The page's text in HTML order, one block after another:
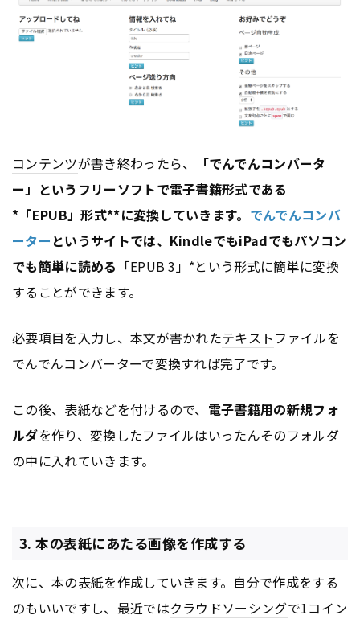
コンテンツが書き終わったら、
「でんでんコンバータ
ー」 というフリーソフトで電子書籍形式である
*「EPUB」形式**に変換していきます。 でんでんコンバ
ーター というサイトでは、KindleでもiPadでもパソコン
でも簡単に読める 「EPUB 3」*という形式に簡単に変換
することができます。
必要項目を入力し、本文が書かれたテキストファイルを
でんでんコンバーターで変換すれば完了です。
この後、表紙などを付けるので、 電子書籍用の新規フォ
ルダを作り、変換したファイルはいったんそのフォルダ
の中に入れていきます。
3. 本の表紙にあたる画像を作成する
次に、本の表紙を作成していきます。自分で作成をする
のもいいですし、最近ではクラウドソーシングで1コイン